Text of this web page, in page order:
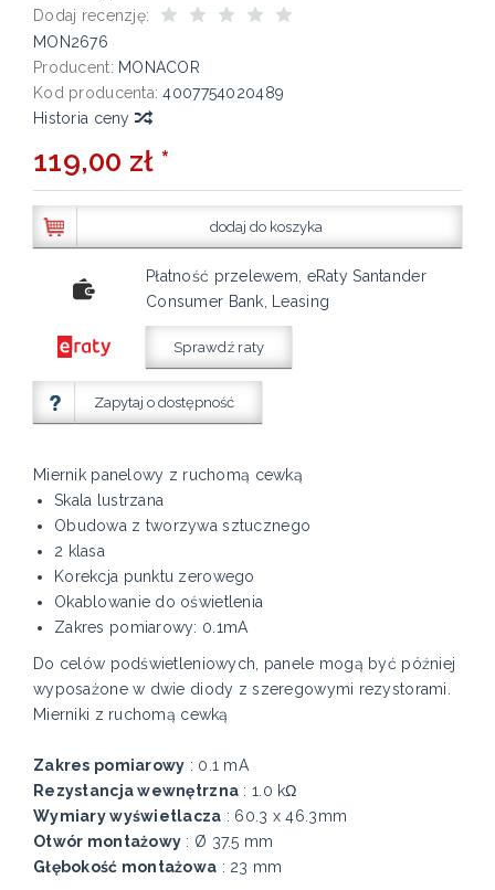
Dodaj recenzję:
MON2676
Producent: MONACOR
Kod producenta: 4007754020489
Historia ceny
119,00 zł *
dodaj do koszyka
Płatność przelewem, eRaty Santander
Consumer Bank, Leasing
Sprawdź raty
Zapytaj o dostępność
Miernik panelowy z ruchomą cewką
Skala lustrzana
Obudowa z tworzywa sztucznego
2 klasa
Korekcja punktu zerowego
Okablowanie do oświetlenia
Zakres pomiarowy: 0.1mA
Do celów podświetleniowych, panele mogą być później
wyposażone w dwie diody z szeregowymi rezystorami.
Mierniki z ruchomą cewką
Zakres pomiarowy : 0.1 mA
Rezystancja wewnętrzna : 1.0 kΩ
Wymiary wyświetlacza : 60.3 x 46.3mm
Otwór montażowy : Ø 37.5 mm
Głębokość montażowa : 23 mm